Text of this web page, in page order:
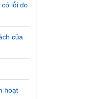
lỗi do
của
hoạt